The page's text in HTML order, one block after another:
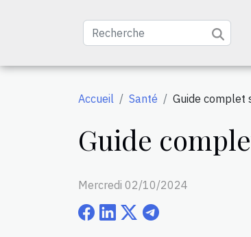
Accueil Santé Guide complet
Guide
Mercredi 02/10/2024